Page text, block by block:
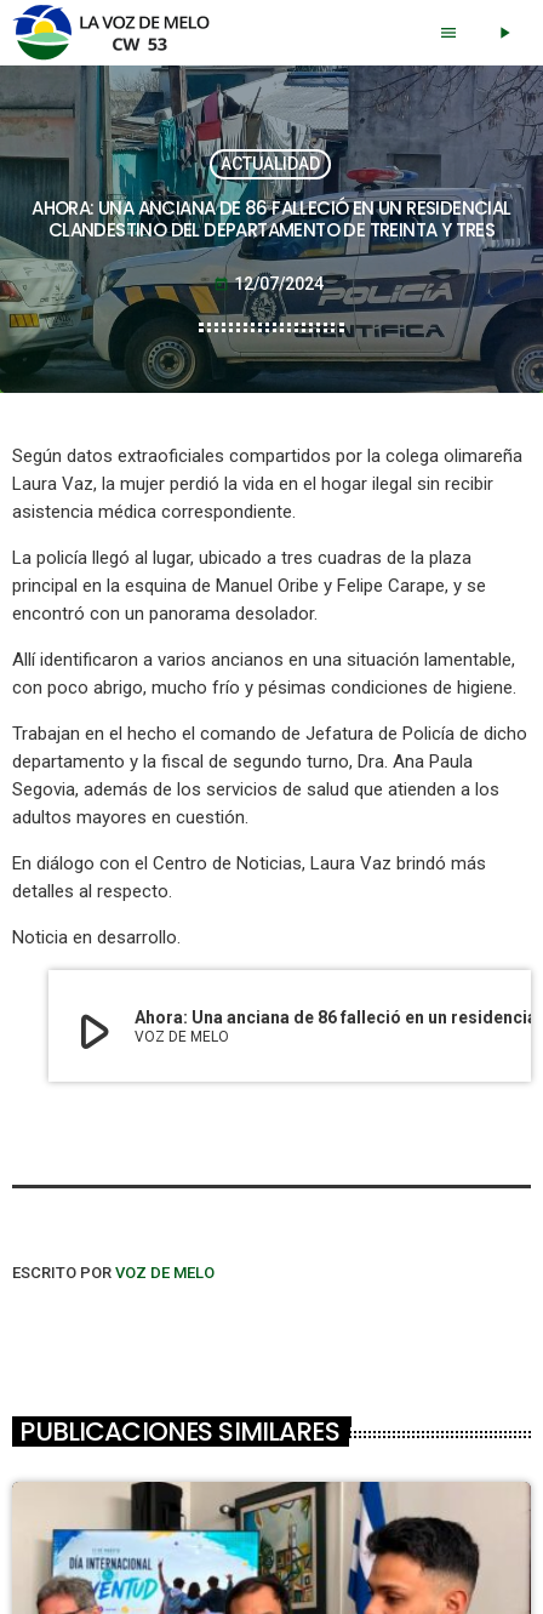
menu play_arrow
ACTUALIDAD
AHORA: UNA ANCIANA DE 86 FALLECIÓ EN UN RESIDENCIAL
CLANDESTINO DEL DEPARTAMENTO DE TREINTA Y TRES
today 12/07/2024
Según datos extraoficiales compartidos por la colega olimareña
Laura Vaz, la mujer perdió la vida en el hogar ilegal sin recibir
asistencia médica correspondiente.
La policía llegó al lugar, ubicado a tres cuadras de la plaza
principal en la esquina de Manuel Oribe y Felipe Carape, y se
encontró con un panorama desolador.
Allí identificaron a varios ancianos en una situación lamentable,
con poco abrigo, mucho frío y pésimas condiciones de higiene.
Trabajan en el hecho el comando de Jefatura de Policía de dicho
departamento y la fiscal de segundo turno, Dra. Ana Paula
Segovia, además de los servicios de salud que atienden a los
adultos mayores en cuestión.
En diálogo con el Centro de Noticias, Laura Vaz brindó más
detalles al respecto.
Noticia en desarrollo.
play_arrow VOZ DE MELO
ESCRITO POR VOZ DE MELO
PUBLICACIONES SIMILARES